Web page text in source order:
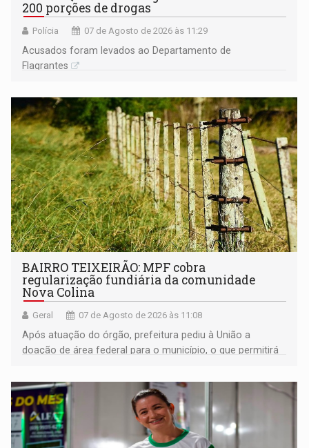
200 porções de drogas
Polícia 07 de Agosto de 2026 às 11:29
Acusados foram levados ao Departamento de
Flagrantes
BAIRRO TEIXEIRÃO: MPF cobra
regularização fundiária da comunidade
Nova Colina
Geral 07 de Agosto de 2026 às 11:08
Após atuação do órgão, prefeitura pediu à União a
doação de área federal para o município, o que permitirá